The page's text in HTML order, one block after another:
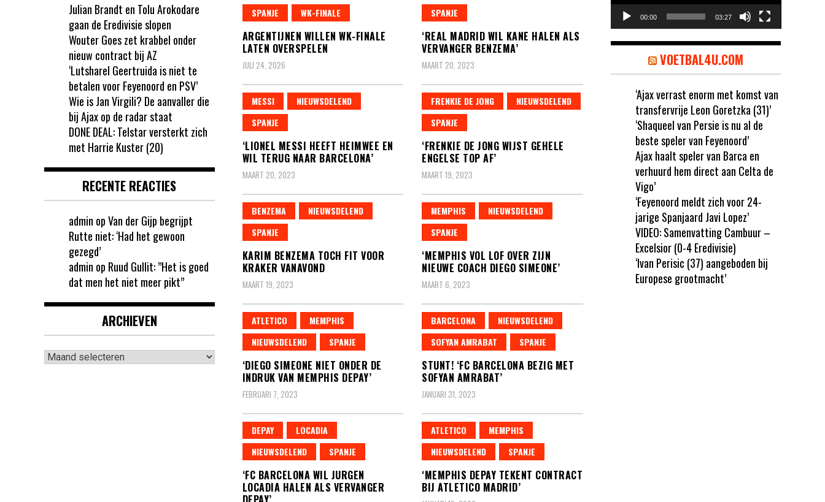
SPANJE
WK-FINALE
ARGENTIJNEN WILLEN WK-FINALE
LATEN OVERSPELEN
JULI 24, 2026
SPANJE
‘REAL MADRID WIL KANE HALEN ALS
VERVANGER BENZEMA’
MAART 20, 2023
MESSI
NIEUWSDELEND
SPANJE
‘LIONEL MESSI HEEFT HEIMWEE EN
WIL TERUG NAAR BARCELONA’
MAART 20, 2023
FRENKIE DE JONG
NIEUWSDELEND
SPANJE
‘FRENKIE DE JONG WIJST GEHELE
ENGELSE TOP AF’
MAART 19, 2023
BENZEMA
NIEUWSDELEND
SPANJE
KARIM BENZEMA TOCH FIT VOOR
KRAKER VANAVOND
MAART 19, 2023
MEMPHIS
NIEUWSDELEND
SPANJE
‘MEMPHIS VOL LOF OVER ZIJN
NIEUWE COACH DIEGO SIMEONE’
MAART 6, 2023
ATLETICO
MEMPHIS
NIEUWSDELEND
SPANJE
‘DIEGO SIMEONE NIET ONDER DE
INDRUK VAN MEMPHIS DEPAY’
FEBRUARI 7, 2023
BARCELONA
NIEUWSDELEND
SOFYAN AMRABAT
SPANJE
STUNT! ‘FC BARCELONA BEZIG MET
SOFYAN AMRABAT’
JANUARI 31, 2023
DEPAY
LOCADIA
NIEUWSDELEND
SPANJE
‘FC BARCELONA WIL JURGEN
LOCADIA HALEN ALS VERVANGER
ATLETICO
MEMPHIS
NIEUWSDELEND
SPANJE
‘MEMPHIS DEPAY TEKENT CONTRACT
BIJ ATLETICO MADRID’
Julian Brandt en Tolu Arokodare
gaan de Eredivisie slopen
Wouter Goes zet krabbel onder
nieuw contract bij AZ
‘Lutsharel Geertruida is niet te
betalen voor Feyenoord en PSV’
Wie is Jan Virgili? De aanvaller die
bij Ajax op de radar staat
DONE DEAL: Telstar versterkt zich
met Harrie Kuster (20)
RECENTE REACTIES
admin opVan der Gijp begrijpt
Rutte niet: ‘Had het gewoon
gezegd’
admin op Ruud Gullit: ”Het is goed
dat men het niet meer pikt”
ARCHIEVEN
Archieven
00:00 03:27
VOETBAL4U.COM
‘Ajax verrast enorm met komst van
transfervrije Leon Goretzka (31)’
‘Shaqueel van Persie is nu al de
beste speler van Feyenoord’
Ajax haalt speler van Barca en
verhuurd hem direct aan Celta de
Vigo’
‘Feyenoord meldt zich voor 24-
jarige Spanjaard Javi Lopez’
VIDEO: Samenvatting Cambuur –
Excelsior (0-4 Eredivisie)
‘Ivan Perisic (37) aangeboden bij
Europese grootmacht’